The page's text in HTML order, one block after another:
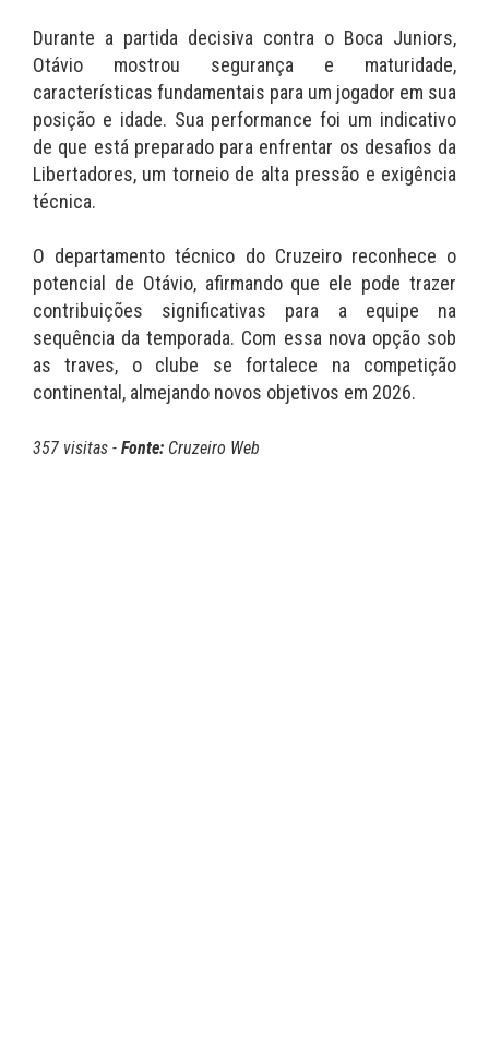
Durante a partida decisiva contra o Boca Juniors,
Otávio mostrou segurança e maturidade,
características fundamentais para um jogador em sua
posição e idade. Sua performance foi um indicativo
de que está preparado para enfrentar os desafios da
Libertadores, um torneio de alta pressão e exigência
técnica.
O departamento técnico do Cruzeiro reconhece o
potencial de Otávio, afirmando que ele pode trazer
contribuições significativas para a equipe na
sequência da temporada. Com essa nova opção sob
as traves, o clube se fortalece na competição
continental, almejando novos objetivos em 2026.
357 visitas - Fonte: Cruzeiro Web